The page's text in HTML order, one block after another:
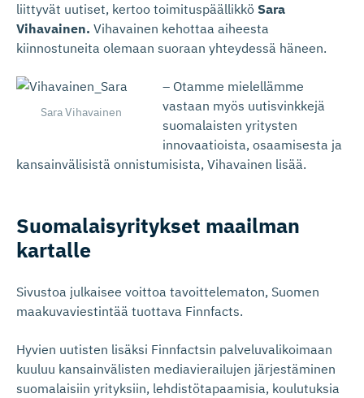
liittyvät uutiset, kertoo toimituspäällikkö Sara
Vihavainen. Vihavainen kehottaa aiheesta
kiinnostuneita olemaan suoraan yhteydessä häneen.
Sara Vihavainen
– Otamme mielellämme
vastaan myös uutisvinkkejä
suomalaisten yritysten
innovaatioista, osaamisesta ja
kansainvälisistä onnistumisista, Vihavainen lisää.
Suomalaisy­ri­tykset maailman
kartalle
Sivustoa julkaisee voittoa tavoittelematon, Suomen
maakuvaviestintää tuottava Finnfacts.
Hyvien uutisten lisäksi Finnfactsin palveluvalikoimaan
kuuluu kansainvälisten mediavierailujen järjestäminen
suomalaisiin yrityksiin, lehdistötapaamisia, koulutuksia